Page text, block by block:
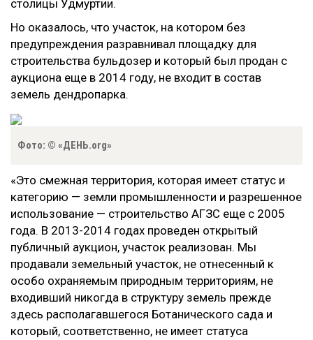
столицы Удмуртии.
Но оказалось, что участок, на котором без
предупреждения разравнивал площадку для
строительства бульдозер и который был продан с
аукциона еще в 2014 году, не входит в состав
земель дендропарка.
Фото: © «ДЕНЬ.org»
«Это смежная территория, которая имеет статус и
категорию — земли промышленности и разрешенное
использование — строительство АГЗС еще с 2005
года. В 2013-2014 годах проведен открытый
публичный аукцион, участок реализован. Мы
продавали земельный участок, не отнесенный к
особо охраняемым природным территориям, не
входивший никогда в структуру земель прежде
здесь располагавшегося Ботанического сада и
который, соответственно, не имеет статуса